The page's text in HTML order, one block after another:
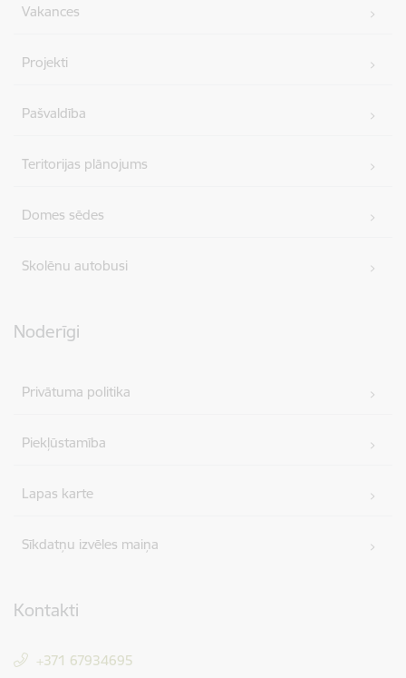
Vakances
Projekti
Pašvaldība
Teritorijas plānojums
Domes sēdes
Skolēnu autobusi
Noderīgi
Privātuma politika
Piekļūstamība
Lapas karte
Sīkdatņu izvēles maiņa
Kontakti
+371 67934695